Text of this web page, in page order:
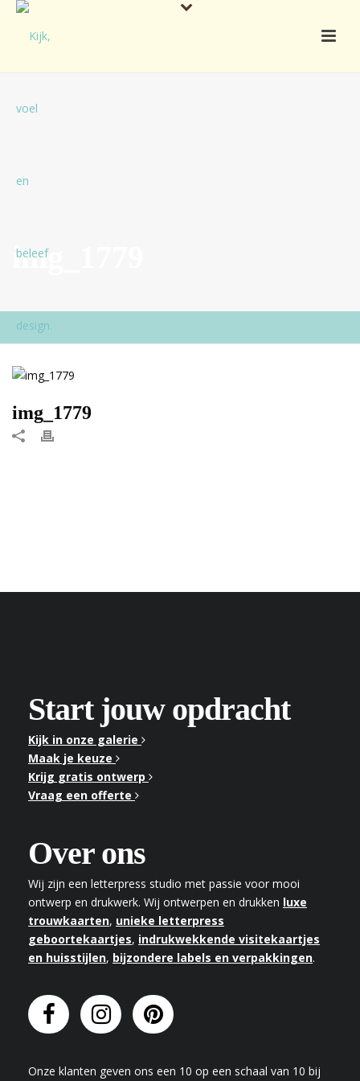
img_1779
img_1779
Start jouw opdracht
Kijk in onze galerie
Maak je keuze
Krijg gratis ontwerp
Vraag een offerte
Over ons
Wij zijn een letterpress studio met passie voor mooi
ontwerp en drukwerk. Wij ontwerpen en drukken luxe
trouwkaarten, unieke letterpress
geboortekaartjes, indrukwekkende visitekaartjes
en huisstijlen, bijzondere labels en verpakkingen.
Onze klanten geven ons een 10 op een schaal van 10 bij